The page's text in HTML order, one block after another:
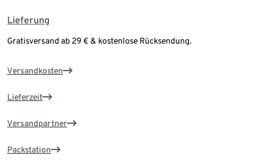
Lieferung
Gratisversand ab 29 € & kostenlose Rücksendung.
Versandkosten
Lieferzeit
Versandpartner
Packstation